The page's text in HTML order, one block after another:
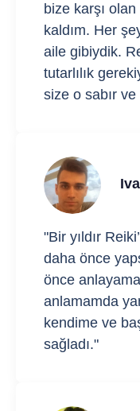
bize karşı
kaldım. Her
aile gibiydik.
tutarlılık
size o sabır ve
"Bir yıldır
daha önce
önce
anlamamda
kendime ve
sağladı."